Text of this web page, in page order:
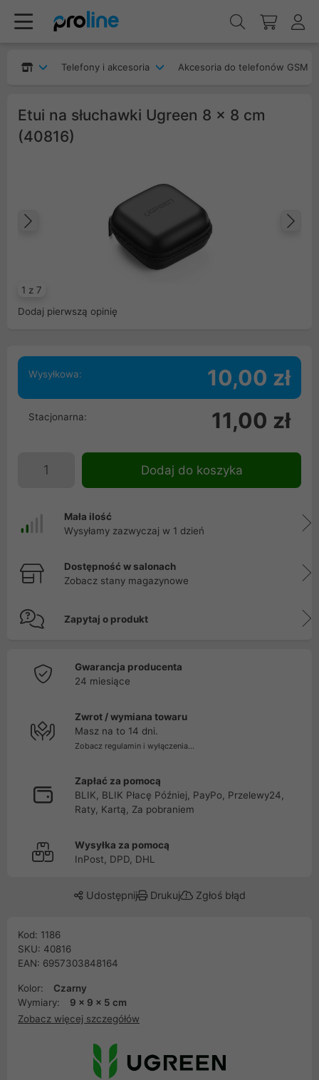
Telefony i akcesoria Akcesoria do telefonów GSM
Etui na słuchawki Ugreen 8 x 8 cm
(40816)
1 z 7
Poprzedni
Dodaj pierwszą opinię
Wysyłkowa: 10,00 zł
Stacjonarna: 11,00 zł
Dodaj do koszyka
Mała ilość
Wysyłamy zazwyczaj w 1 dzień
Dostępność w salonach
Zobacz stany magazynowe
Zapytaj o produkt
Gwarancja producenta
24 miesiące
Zwrot / wymiana towaru
Masz na to 14 dni.
Zobacz regulamin i wyłączenia...
Zapłać za pomocą
BLIK, BLIK Płacę Później, PayPo, Przelewy24,
Raty, Kartą, Za pobraniem
Wysyłka za pomocą
InPost, DPD, DHL
Udostępnij Drukuj Zgłoś błąd
Kod: 1186
SKU: 40816
EAN: 6957303848164
Kolor:
Czarny
Wymiary:
9 x 9 x 5 cm
Zobacz więcej szczegółów